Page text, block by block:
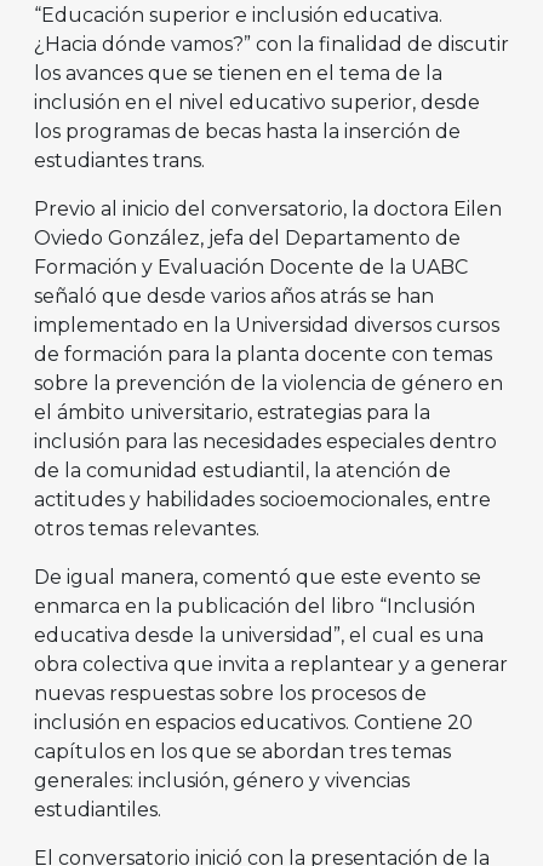
“Educación superior e inclusión educativa.
¿Hacia dónde vamos?” con la finalidad de discutir
los avances que se tienen en el tema de la
inclusión en el nivel educativo superior, desde
los programas de becas hasta la inserción de
estudiantes trans.
Previo al inicio del conversatorio, la doctora Eilen
Oviedo González, jefa del Departamento de
Formación y Evaluación Docente de la UABC
señaló que desde varios años atrás se han
implementado en la Universidad diversos cursos
de formación para la planta docente con temas
sobre la prevención de la violencia de género en
el ámbito universitario, estrategias para la
inclusión para las necesidades especiales dentro
de la comunidad estudiantil, la atención de
actitudes y habilidades socioemocionales, entre
otros temas relevantes.
De igual manera, comentó que este evento se
enmarca en la publicación del libro “Inclusión
educativa desde la universidad”, el cual es una
obra colectiva que invita a replantear y a generar
nuevas respuestas sobre los procesos de
inclusión en espacios educativos. Contiene 20
capítulos en los que se abordan tres temas
generales: inclusión, género y vivencias
estudiantiles.
El conversatorio inició con la presentación de la